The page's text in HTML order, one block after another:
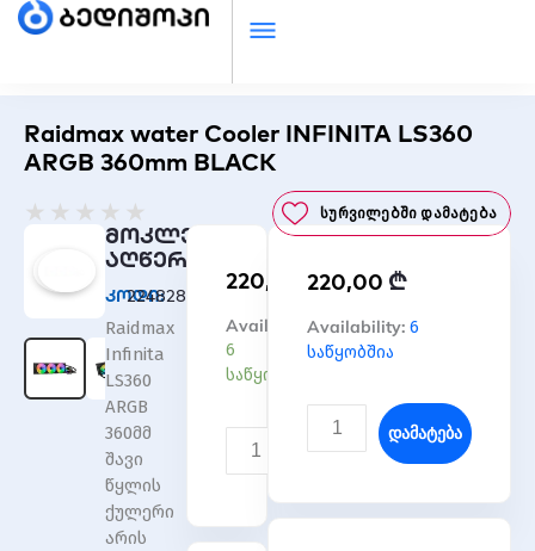
Raidmax water Cooler INFINITA LS360
ARGB 360mm BLACK
★ ★ ★ ★ ★
0
out
5
Სურვილებში Დამატება
მოკლე
აღწერა
კოდი:
2248285144900092
Raidmax
Infinita
LS360
ARGB
360მმ
შავი
წყლის
ქულერი
არის
220,00 ₾
Availability:
6
საწყობშია
რაოდენობა:
Raidmax
water
LS360
BLACK
Დამატება
220,00 ₾
Availability: 6
საწყობშია
რაოდენობა:
Raidmax
INFINITA
BLACK
Დამატება